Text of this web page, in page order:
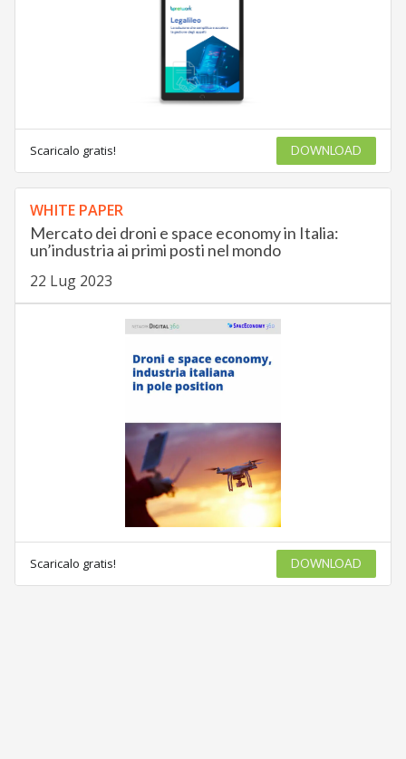
Scaricalo gratis! DOWNLOAD
WHITE PAPER
Mercato dei droni e space economy in Italia:
un’industria ai primi posti nel mondo
22 Lug 2023
Scaricalo gratis! DOWNLOAD